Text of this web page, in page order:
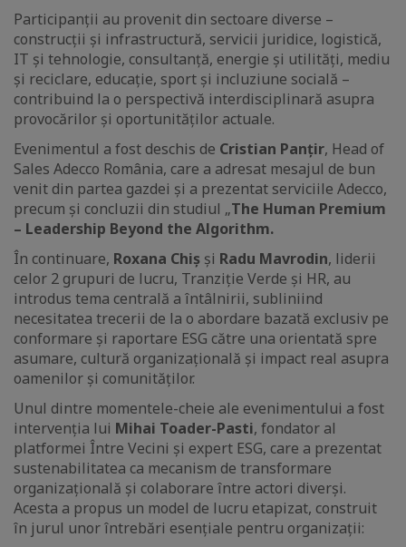
Participanții au provenit din sectoare diverse –
construcții și infrastructură, servicii juridice, logistică,
IT și tehnologie, consultanță, energie și utilități, mediu
și reciclare, educație, sport și incluziune socială –
contribuind la o perspectivă interdisciplinară asupra
provocărilor și oportunităților actuale.
Evenimentul a fost deschis de Cristian Panțir, Head of
Sales Adecco România, care a adresat mesajul de bun
venit din partea gazdei și a prezentat serviciile Adecco,
precum și concluzii din studiul „The Human Premium
– Leadership Beyond the Algorithm.
În continuare, Roxana Chiș și Radu Mavrodin, liderii
celor 2 grupuri de lucru, Tranziție Verde și HR, au
introdus tema centrală a întâlnirii, subliniind
necesitatea trecerii de la o abordare bazată exclusiv pe
conformare și raportare ESG către una orientată spre
asumare, cultură organizațională și impact real asupra
oamenilor și comunităților.
Unul dintre momentele-cheie ale evenimentului a fost
intervenția lui Mihai Toader-Pasti, fondator al
platformei Între Vecini și expert ESG, care a prezentat
sustenabilitatea ca mecanism de transformare
organizațională și colaborare între actori diverși.
Acesta a propus un model de lucru etapizat, construit
în jurul unor întrebări esențiale pentru organizații: